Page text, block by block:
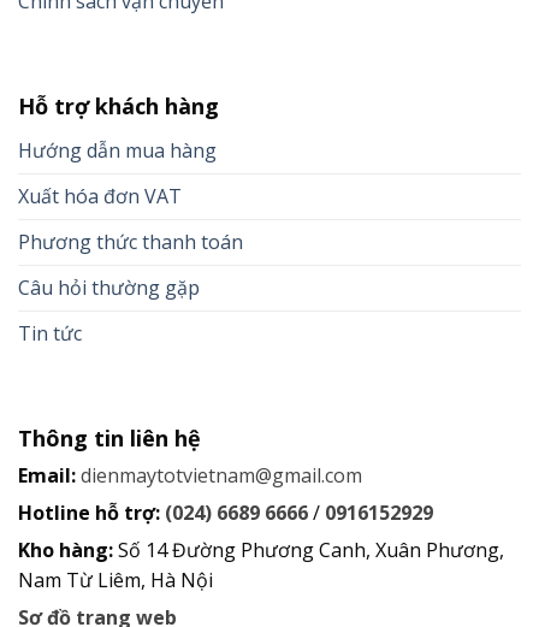
Hỗ trợ khách hàng
Hướng dẫn mua hàng
Xuất hóa đơn VAT
Phương thức thanh toán
Câu hỏi thường gặp
Tin tức
Thông tin liên hệ
Email:dienmaytotvietnam@gmail.com
Hotline hỗ trợ: (024) 6689 6666/ 0916152929
Kho hàng:Số 14 Đường Phương Canh, Xuân Phương,
Nam Từ Liêm, Hà Nội
Sơ đồ trang web